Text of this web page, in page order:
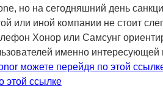
но на сегодняшний день
или иной компании не стоит
Хонор или Самсунг
именно интересующей
можете перейдя по этой
этой ссылке